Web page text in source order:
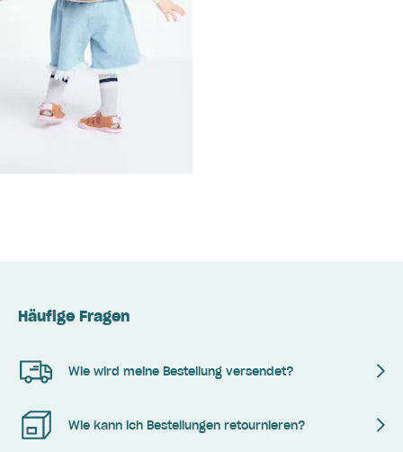
Häufige Fragen
Wie wird meine Bestellung versendet?
Wie kann ich Bestellungen retournieren?